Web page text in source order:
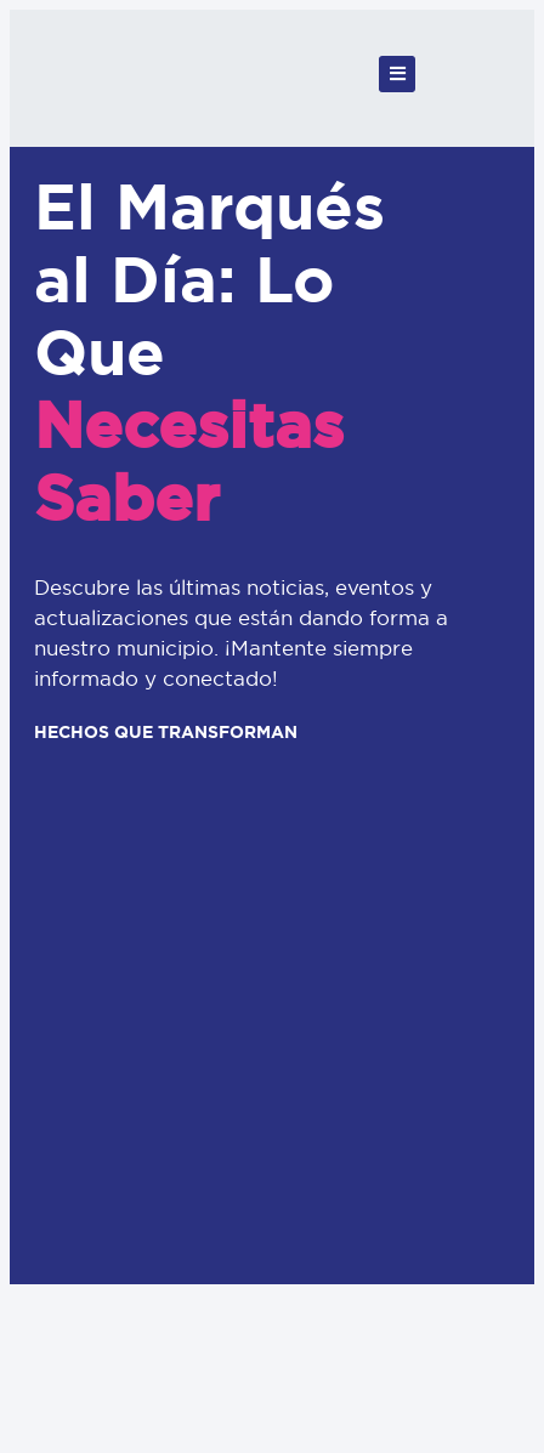
El Marqués
al Día: Lo
Que
Necesitas
Saber
Descubre las últimas noticias, eventos y
actualizaciones que están dando forma a
nuestro municipio. ¡Mantente siempre
informado y conectado!
HECHOS QUE TRANSFORMAN